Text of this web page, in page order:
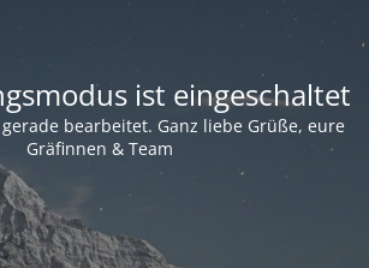
ist eingeschaltet
bearbeitet. Ganz liebe Grüße, eure
Gräfinnen & Team